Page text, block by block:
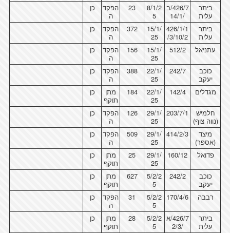
ביתר
עלית
426/7/ב
/14/1
8/1/2
5
23
הפקד
ה
כן
ביתר
עלית
426/1/1
/3/10/2
15/1/
25
372
הפקד
ה
כן
עתניאל 512/2
15/1/
25
156
הפקד
ה
כן
כוכב
יעקב
242/7
22/1/
25
388
הפקד
ה
כן
מגדלים 142/4
22/1/
25
184
מתן
תוקף
כן
חלמיש
(נווה צוף)
203/7/1
29/1/
25
126
הפקד
ה
כן
מיצד
(אספר)
414/2/3
29/1/
25
509
הפקד
ה
כן
פדואל 160/12
29/1/
25
25
מתן
תוקף
כן
כוכב
יעקב
242/2
5/2/2
5
627
מתן
תוקף
כן
רבבה 170/4/6
5/2/2
5
31
הפקד
ה
כן
ביתר
עלית
426/7/א
/2/3
5/2/2
5
28
מתן
תוקף
כן